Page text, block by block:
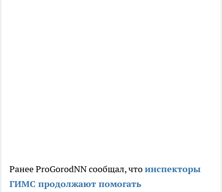
Ранее ProGorodNN сообщал, чтоинспекторы
ГИМС продолжают помогать